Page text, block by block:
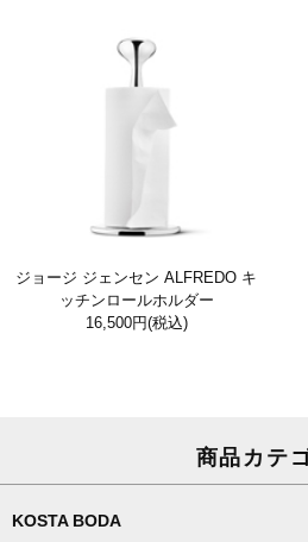
ジョージ ジェンセン ALFREDO キ
ッチンロールホルダー
16,500円(税込)
商品カテ
KOSTA BODA